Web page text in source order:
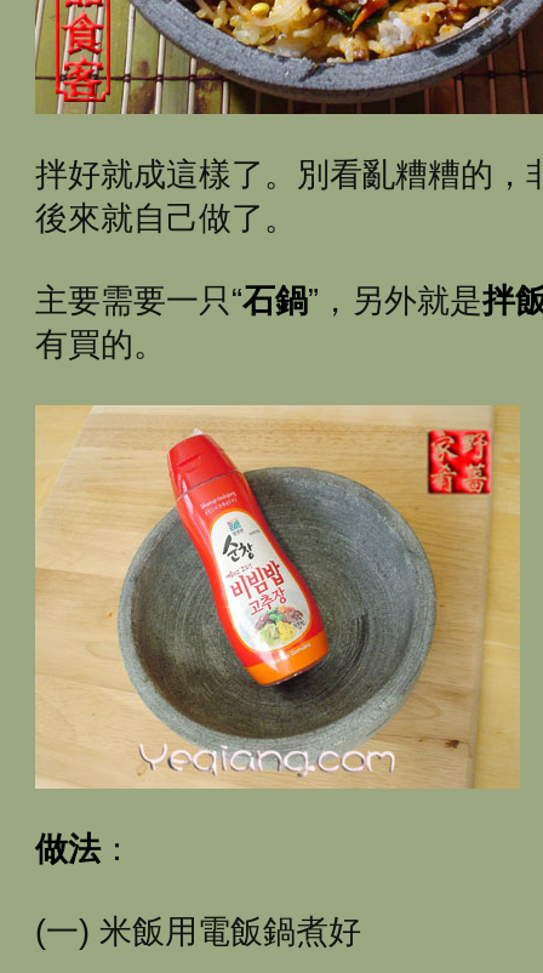
拌好就成這樣了。別看亂糟糟的，
後來就自己做了。
主要需要一只“石鍋”，另外就是拌
有買的。
做法：
(一) 米飯用電飯鍋煮好